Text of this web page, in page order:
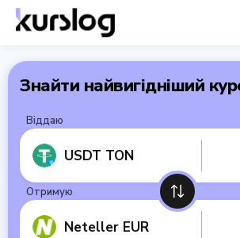
Знайти найвигідніший
Віддаю
USDT TON
Отримую
Neteller EUR